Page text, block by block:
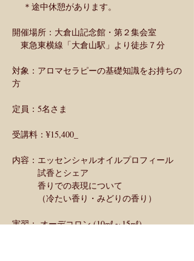
＊途中休憩があります。
開催場所：大倉山記念館・第２集会室
東急東横線「大倉山駅」より徒歩７分
対象：アロマセラピーの基礎知識をお持ちの
方
定員：5名さま
受講料：¥15,400_
内容：エッセンシャルオイルプロフィール
試香とシェア
香りでの表現について
（冷たい香り・みどりの香り）
実習： オーデコロン (10㎖～15㎖)